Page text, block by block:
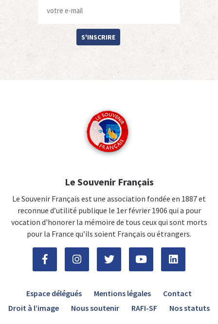
S'INSCRIRE
Le Souvenir Français
Le Souvenir Français est une association fondée en 1887 et
reconnue d’utilité publique le 1er février 1906 qui a pour
vocation d'honorer la mémoire de tous ceux qui sont morts
pour la France qu’ils soient Français ou étrangers.
Espace délégués Mentions légales
Contact
Droit à l’image
Nous soutenir RAFI-SF Nos statuts